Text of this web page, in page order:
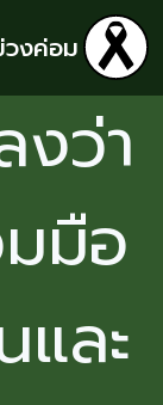
งค่อม
ว่า
มือ
ละ